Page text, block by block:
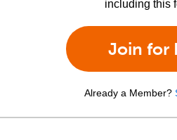
including this
Join for
Already a Member?